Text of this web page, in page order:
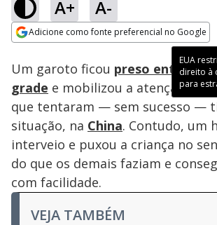
A+ A-
Adicione como fonte preferencial no Google
EUA
direito à
para
Ativar
100.00%
Um garoto ficou preso entre as
grade e mobilizou a atenção de
que tentaram — sem sucesso —
situação, na China. Contudo, um
interveio e puxou a criança no
do que os demais faziam e
com facilidade.
VEJA TAMBÉM